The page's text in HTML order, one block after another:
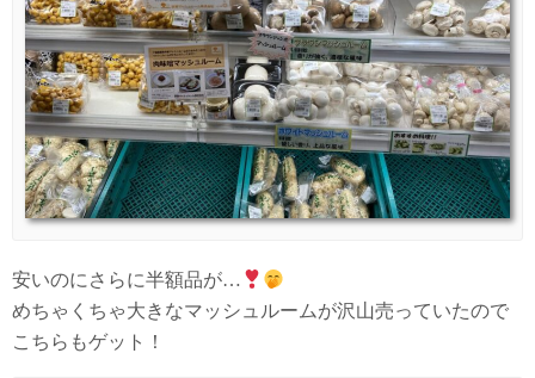
安いのにさらに半額品が…
めちゃくちゃ大きなマッシュルームが沢山売っていたので
こちらもゲット！